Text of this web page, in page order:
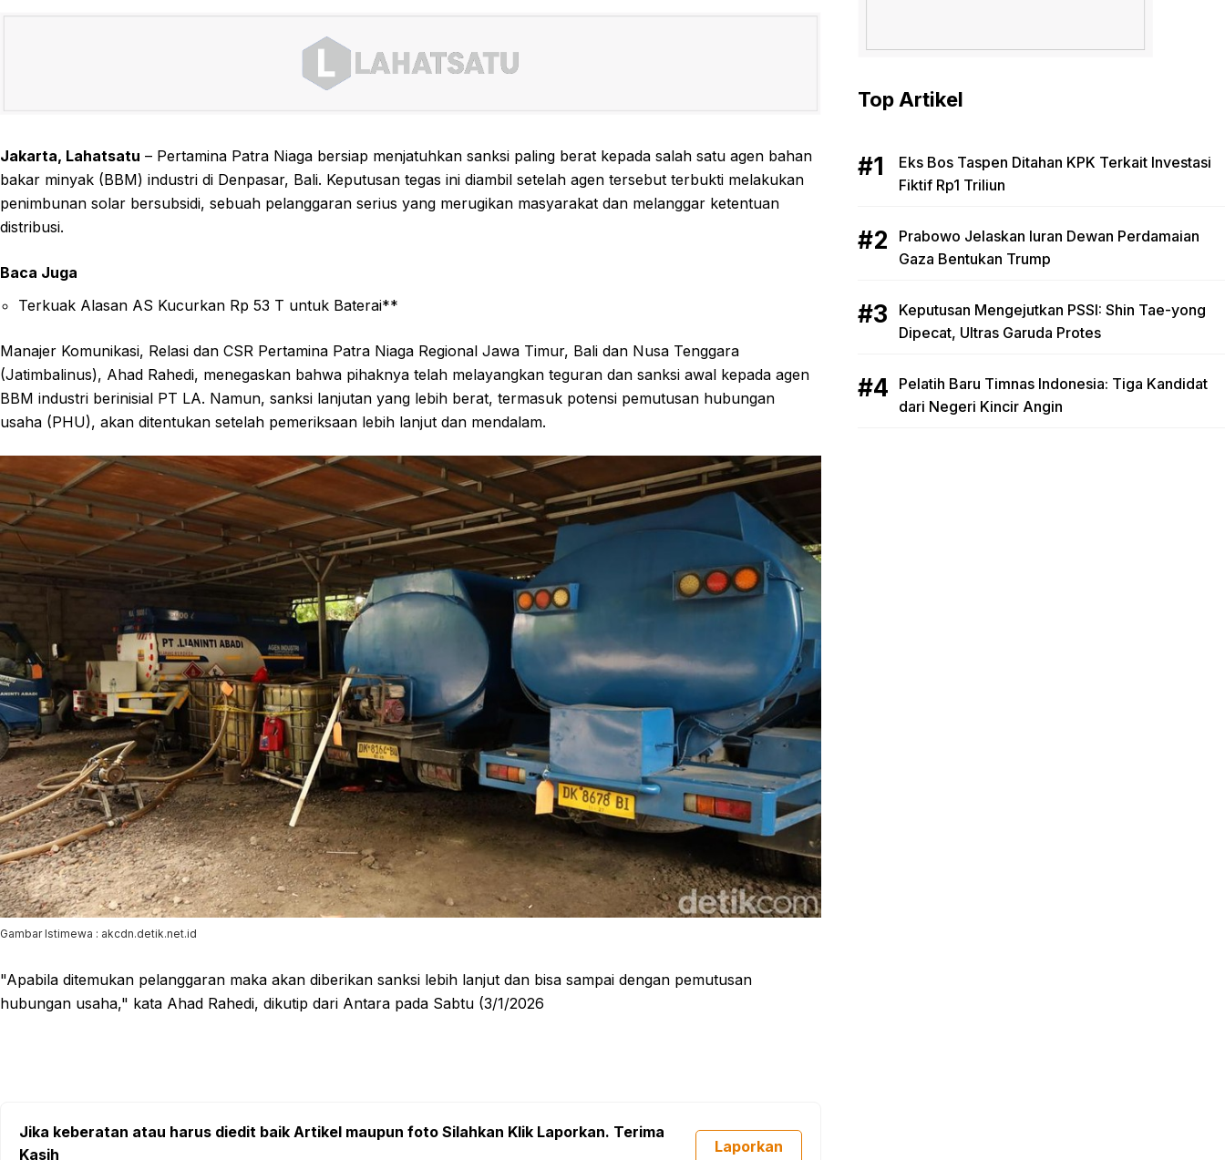
Jakarta, Lahatsatu – Pertamina Patra Niaga bersiap menjatuhkan sanksi paling berat kepada salah satu agen bahan
bakar minyak (BBM) industri di Denpasar, Bali. Keputusan tegas ini diambil setelah agen tersebut terbukti melakukan
penimbunan solar bersubsidi, sebuah pelanggaran serius yang merugikan masyarakat dan melanggar ketentuan
distribusi.
Baca Juga
Terkuak Alasan AS Kucurkan Rp 53 T untuk Baterai**
Manajer Komunikasi, Relasi dan CSR Pertamina Patra Niaga Regional Jawa Timur, Bali dan Nusa Tenggara
(Jatimbalinus), Ahad Rahedi, menegaskan bahwa pihaknya telah melayangkan teguran dan sanksi awal kepada agen
BBM industri berinisial PT LA. Namun, sanksi lanjutan yang lebih berat, termasuk potensi pemutusan hubungan
usaha (PHU), akan ditentukan setelah pemeriksaan lebih lanjut dan mendalam.
Gambar Istimewa : akcdn.detik.net.id
"Apabila ditemukan pelanggaran maka akan diberikan sanksi lebih lanjut dan bisa sampai dengan pemutusan
hubungan usaha," kata Ahad Rahedi, dikutip dari Antara pada Sabtu (3/1/2026
Jika keberatan atau harus diedit baik Artikel maupun foto Silahkan Klik Laporkan. Terima
Kasih
Laporkan
Top Artikel
Eks Bos Taspen Ditahan KPK Terkait Investasi
Fiktif Rp1 Triliun
Prabowo Jelaskan Iuran Dewan Perdamaian
Gaza Bentukan Trump
Keputusan Mengejutkan PSSI: Shin Tae-yong
Dipecat, Ultras Garuda Protes
Pelatih Baru Timnas Indonesia: Tiga Kandidat
dari Negeri Kincir Angin